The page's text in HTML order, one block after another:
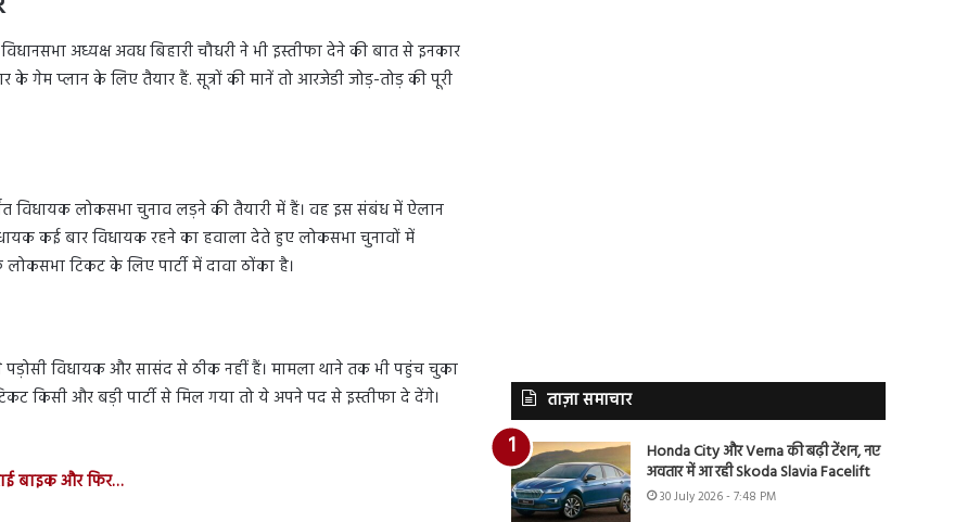
अध्यक्ष अवध बिहारी चौधरी ने भी इस्तीफा देने की बात से इनकार
के गेम प्लान के लिए तैयार हैं. सूत्रों की मानें तो आरजेडी जोड़-तोड़ की पूरी
विधायक लोकसभा चुनाव लड़ने की तैयारी में हैं। वह इस संबंध में ऐलान
कई बार विधायक रहने का हवाला देते हुए लोकसभा चुनावों में
टिकट के लिए पार्टी में दावा ठोंका है।
विधायक और सासंद से ठीक नहीं हैं। मामला थाने तक भी पहुंच चुका
किसी और बड़ी पार्टी से मिल गया तो ये अपने पद से इस्तीफा दे देंगे।
बाइक और फिर…
ताज़ा समाचार
Honda City और Verna की बढ़ी टेंशन, नए
अवतार में आ रही Skoda Slavia Facelift
30 July 2026 - 7:48 PM